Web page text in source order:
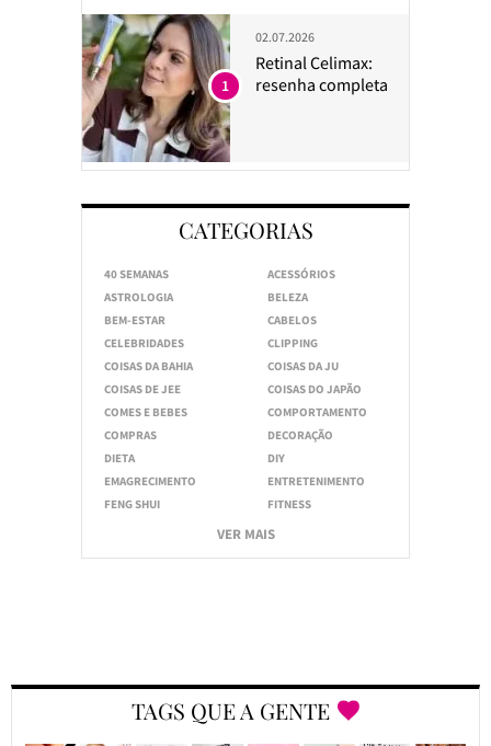
02.07.2026
Retinal Celimax:
resenha completa
1
CATEGORIAS
40 SEMANAS
ACESSÓRIOS
ASTROLOGIA
BELEZA
BEM-ESTAR
CABELOS
CELEBRIDADES
CLIPPING
COISAS DA BAHIA
COISAS DA JU
COISAS DE JEE
COISAS DO JAPÃO
COMES E BEBES
COMPORTAMENTO
COMPRAS
DECORAÇÃO
DIETA
DIY
EMAGRECIMENTO
ENTRETENIMENTO
FENG SHUI
FITNESS
VER MAIS
TAGS QUE A GENTE